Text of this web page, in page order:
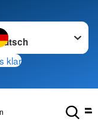
wechseln zu
klar